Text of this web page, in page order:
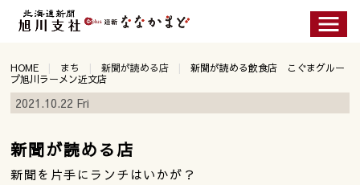
HOME まち 新聞が読める店
新聞が読める飲食店 こぐまグルー
プ旭川ラーメン近文店
2021.10.22 Fri
新聞が読める店
新聞を片手にランチはいかが？